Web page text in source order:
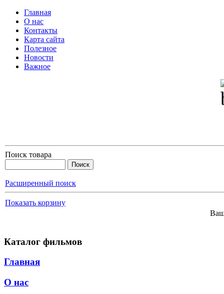
Главная
О нас
Контакты
Карта сайта
Полезное
Новости
Важное
Поиск товара
Расширенный поиск
Показать корзину
Каталог фильмов
Главная
О нас